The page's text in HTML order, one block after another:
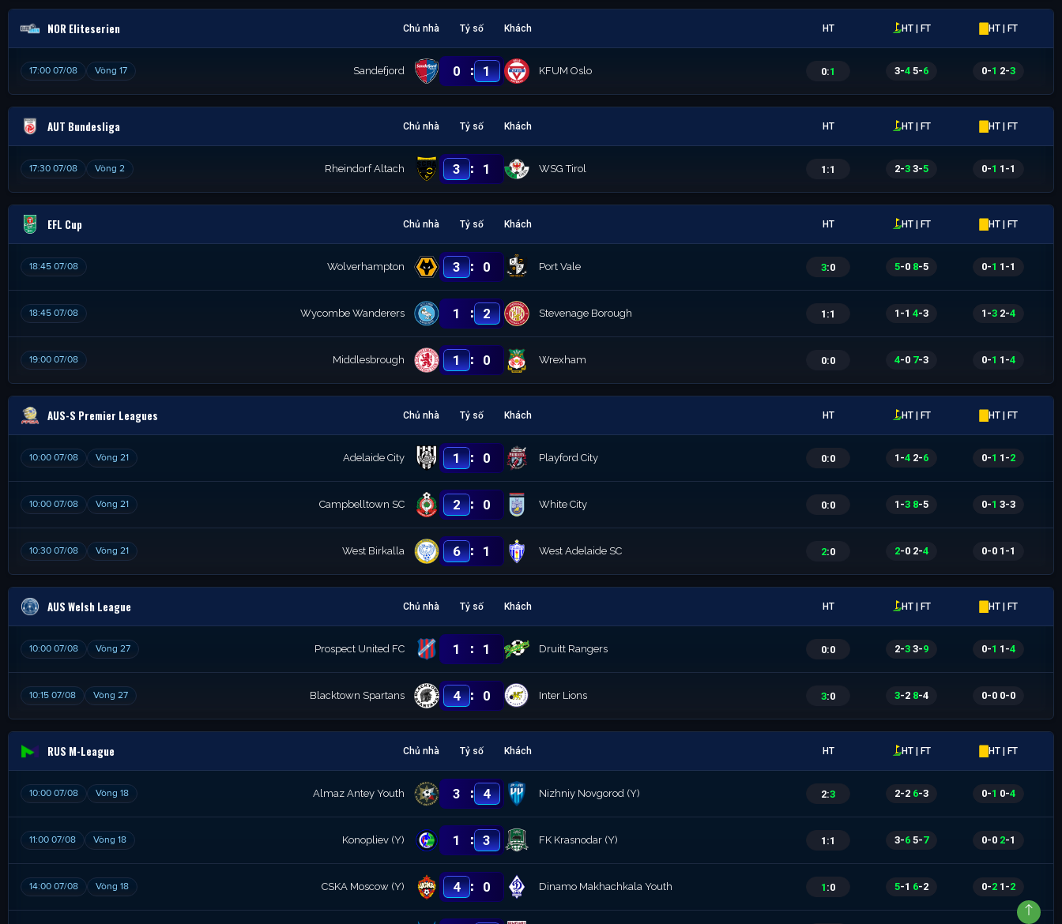
NOR Eliteserien Chủ nhà Tỷ số Khách HT HT | FT HT | FT
17:00 07/08 Vòng 17 Sandefjord 0 : 1 KFUM Oslo 0:1 3-4| 5-6 0-1 2-3
AUT Bundesliga Chủ nhà Tỷ số Khách HT HT | FT HT | FT
17:30 07/08 Vòng 2 Rheindorf Altach 3 : 1 WSG Tirol 1 :1 2-3| 3-5 0-1 1 -1
EFL Cup Chủ nhà Tỷ số Khách HT HT | FT HT | FT
18:45 07/08 Wolverhampton 3 : 0 Port Vale 3:0 5-0| 8-5 0-1 1 -1
18:45 07/08 Wycombe Wanderers 1 : 2 Stevenage Borough 1 :1 1 -1 4-3 1 -3| 2-4
19:00 07/08 Middlesbrough 1 : 0 Wrexham 0:0 4-0| 7-3 0-1 1 -4
AUS-S Premier Leagues Chủ nhà Tỷ số Khách HT HT | FT HT | FT
10:00 07/08 Vòng 21 Adelaide City 1 : 0 Playford City 0:0 1 -4| 2-6 0-1 1 -2
10:00 07/08 Vòng 21 Campbelltown SC 2 : 0 White City 0:0 1 -3| 8-5 0-1 3-3
10:30 07/08 Vòng 21 West Birkalla 6 : 1 West Adelaide SC 2:0 2-0| 2-4 0-0| 1 -1
AUS Welsh League Chủ nhà Tỷ số Khách HT HT | FT HT | FT
10:00 07/08 Vòng 27 Prospect United FC 1 : 1 Druitt Rangers 0:0 2-3| 3-9 0-1 1 -4
10:15 07/08 Vòng 27 Blacktown Spartans 4 : 0 Inter Lions 3:0 3-2| 8-4 0-0| 0-0
RUS M-League Chủ nhà Tỷ số Khách HT HT | FT HT | FT
10:00 07/08 Vòng 18 Almaz Antey Youth 3 : 4 Nizhniy Novgorod (Y) 2:3 2-2| 6-3 0-1 0-4
11:00 07/08 Vòng 18 Konopliev (Y) 1 : 3 FK Krasnodar (Y) 1 :1 3-6| 5-7 0-0| 2-1
14:00 07/08 Vòng 18 CSKA Moscow (Y) 4 : 0 Dinamo Makhachkala Youth 1 :0 5-1 6-2 0-2| 1 -2